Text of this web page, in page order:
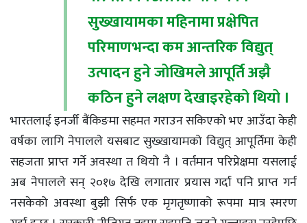
सुख्खायामका महिनामा प्रक्षेपित
परिमाणभन्दा कम आन्तरिक विद्युत्
उत्पादन हुने जोखिमले आपूर्ति अझै
कठिन हुने लक्षण देखाइरहेको थियो ।
भारतलाई इनर्जी बैंकिङमा सहमत गराउन सकिएको भए आउँदा केही
वर्षका लागि नेपालले यसबाट सुख्खायामको विद्युत् आपूर्तिमा केही
सहजता प्राप्त गर्ने अवस्था त थियो नै । वर्तमान परिप्रेक्षमा यसलाई
अब नेपालले सन् २०१७ देखि लगातार प्रयास गर्दा पनि प्राप्त गर्न
नसकेको अवस्था बुझी सिर्फ एक मृगतृष्णाको रूपमा मात्र स्मरण